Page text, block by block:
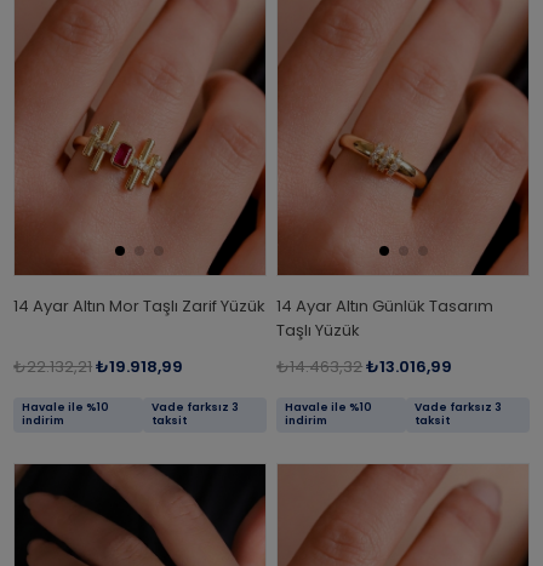
14 Ayar Altın Mor Taşlı Zarif Yüzük
₺22.132,21₺19.918,99
Havale ile %10
indirim
Vade farksız 3
taksit
14 Ayar Altın Günlük Tasarım
Taşlı Yüzük
₺14.463,32₺13.016,99
Havale ile %10
indirim
Vade farksız 3
taksit